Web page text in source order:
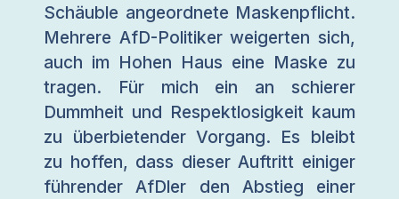
Schäuble angeordnete Maskenpflicht.
Mehrere AfD-Politiker weigerten sich,
auch im Hohen Haus eine Maske zu
tragen. Für mich ein an schierer
Dummheit und Respektlosigkeit kaum
zu überbietender Vorgang. Es bleibt
zu hoffen, dass dieser Auftritt einiger
führender AfDler den Abstieg einer